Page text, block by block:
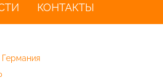
КОНТАКТЫ
Германия